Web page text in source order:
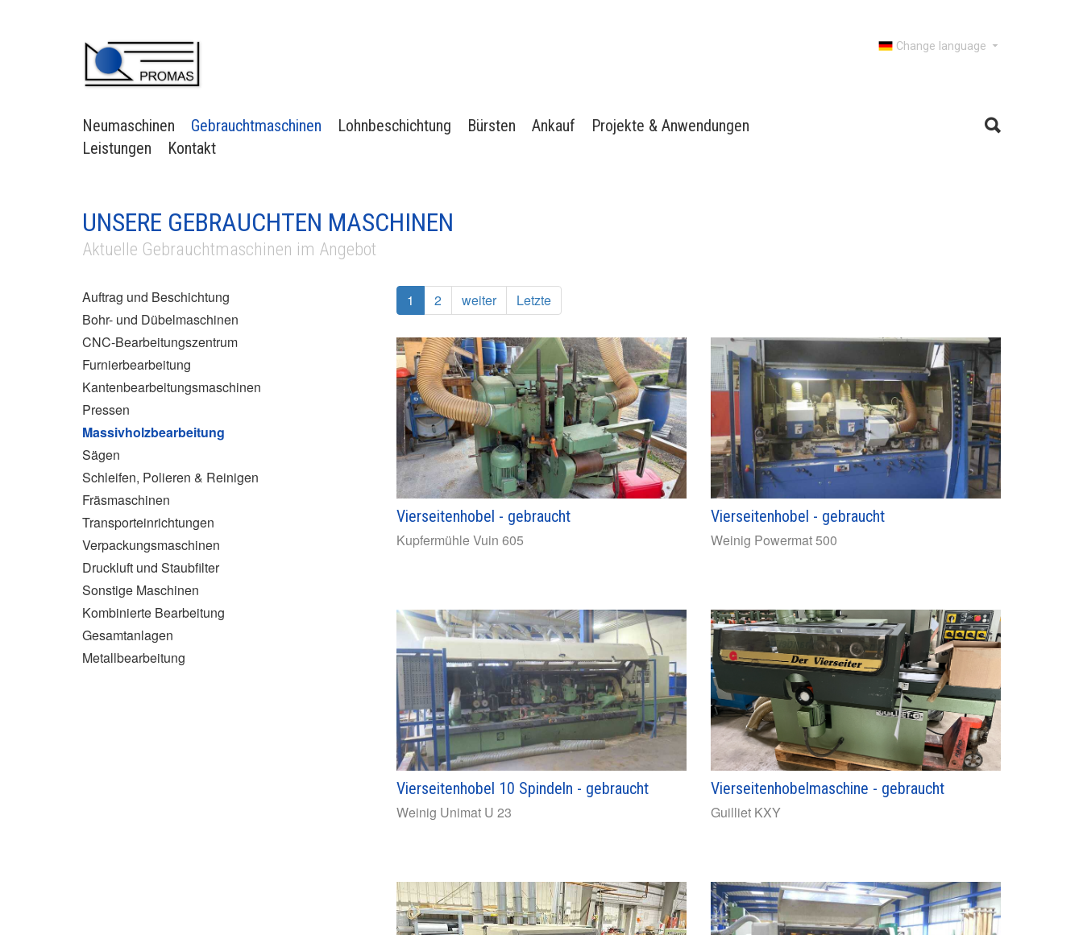
Change language
Neumaschinen Gebrauchtmaschinen Lohnbeschichtung Bürsten Ankauf
Projekte & Anwendungen
Leistungen
Kontakt
UNSERE GEBRAUCHTEN MASCHINEN
Aktuelle Gebrauchtmaschinen im Angebot
Auftrag und Beschichtung
Bohr- und Dübelmaschinen
CNC-Bearbeitungszentrum
Furnierbearbeitung
Kantenbearbeitungsmaschinen
Pressen
Massivholzbearbeitung
Sägen
Schleifen, Polieren & Reinigen
Fräsmaschinen
Transporteinrichtungen
Verpackungsmaschinen
Druckluft und Staubfilter
Sonstige Maschinen
Kombinierte Bearbeitung
Gesamtanlagen
Metallbearbeitung
1 2 weiter Letzte
Vierseitenhobel - gebraucht
Kupfermühle Vuin 605
Vierseitenhobel - gebraucht
Weinig Powermat 500
Vierseitenhobel 10 Spindeln - gebraucht
Weinig Unimat U 23
Vierseitenhobelmaschine - gebraucht
Guilliet KXY